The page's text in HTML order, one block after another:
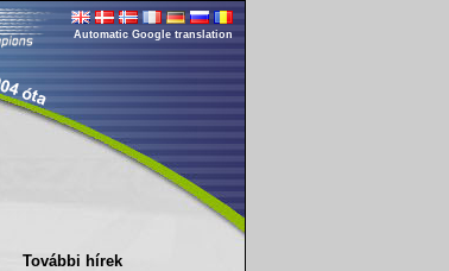
Automatic Google translation
További hírek